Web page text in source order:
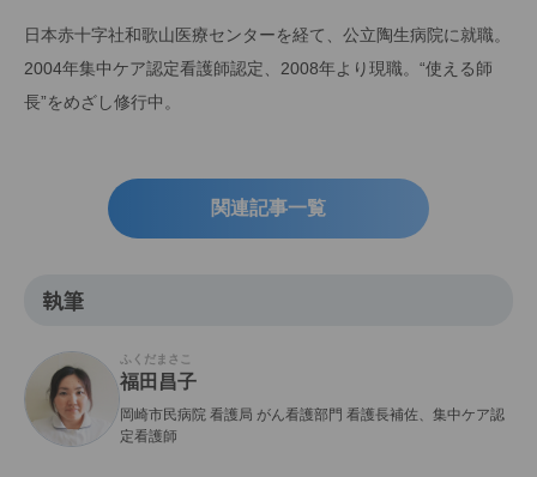
日本赤十字社和歌山医療センターを経て、公立陶生病院に就職。
2004年集中ケア認定看護師認定、2008年より現職。“使える師
長”をめざし修行中。
関連記事一覧
執筆
ふくだまさこ
福田昌子
岡崎市民病院 看護局 がん看護部門 看護長補佐、集中ケア認
定看護師